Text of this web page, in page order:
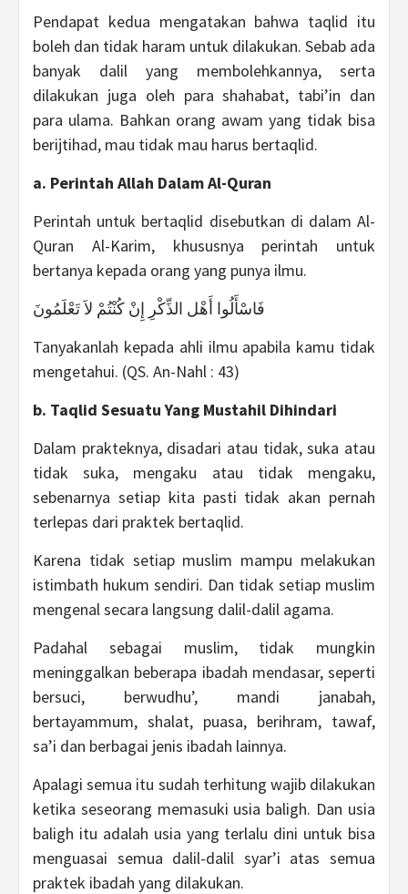
Pendapat kedua mengatakan bahwa taqlid itu
boleh dan tidak haram untuk dilakukan. Sebab ada
banyak dalil yang membolehkannya, serta
dilakukan juga oleh para shahabat, tabi’in dan
para ulama. Bahkan orang awam yang tidak bisa
berijtihad, mau tidak mau harus bertaqlid.
a. Perintah Allah Dalam Al-Quran
Perintah untuk bertaqlid disebutkan di dalam Al-
Quran Al-Karim, khususnya perintah untuk
bertanya kepada orang yang punya ilmu.
فَاسْأَلُوا أَهْل الذِّكْرِ إِنْ كُنْتُمْ لاَ تَعْلَمُونَ
Tanyakanlah kepada ahli ilmu apabila kamu tidak
mengetahui. (QS. An-Nahl : 43)
b. Taqlid Sesuatu Yang Mustahil Dihindari
Dalam prakteknya, disadari atau tidak, suka atau
tidak suka, mengaku atau tidak mengaku,
sebenarnya setiap kita pasti tidak akan pernah
terlepas dari praktek bertaqlid.
Karena tidak setiap muslim mampu melakukan
istimbath hukum sendiri. Dan tidak setiap muslim
mengenal secara langsung dalil-dalil agama.
Padahal sebagai muslim, tidak mungkin
meninggalkan beberapa ibadah mendasar, seperti
bersuci, berwudhu’, mandi janabah,
bertayammum, shalat, puasa, berihram, tawaf,
sa’i dan berbagai jenis ibadah lainnya.
Apalagi semua itu sudah terhitung wajib dilakukan
ketika seseorang memasuki usia baligh. Dan usia
baligh itu adalah usia yang terlalu dini untuk bisa
menguasai semua dalil-dalil syar’i atas semua
praktek ibadah yang dilakukan.